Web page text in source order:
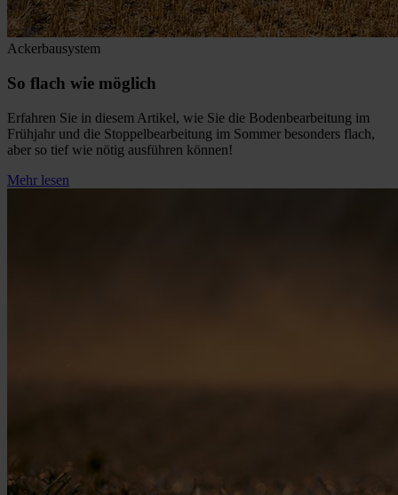
Ackerbausystem
So flach wie möglich
Erfahren Sie in diesem Artikel, wie Sie die Bodenbearbeitung im
Frühjahr und die Stoppelbearbeitung im Sommer besonders flach,
aber so tief wie nötig ausführen können!
Mehr lesen